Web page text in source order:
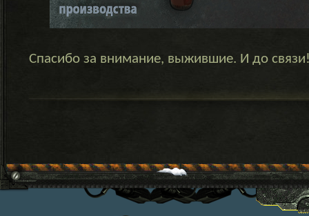
Спасибо за внимание, выжившие. И до